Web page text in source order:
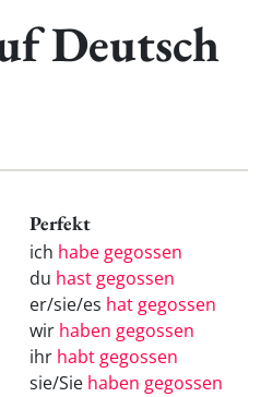
Deutsch
Perfekt
ich habe gegossen
du hast gegossen
er/sie/es hat gegossen
wir haben gegossen
ihr habt gegossen
sie/Sie haben gegossen